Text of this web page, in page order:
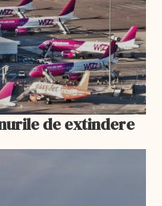
de extindere